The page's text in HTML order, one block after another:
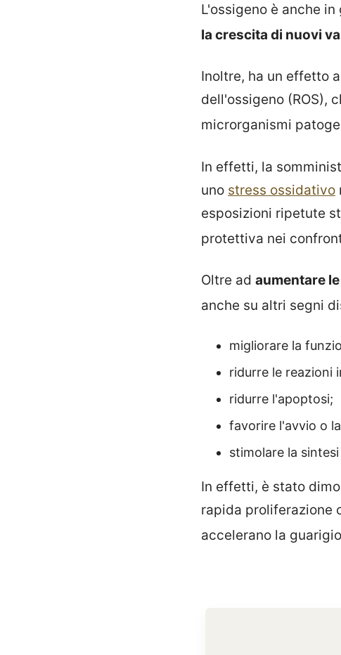
L'ossigeno è anche
la crescita di nuovi
Inoltre, ha un effetto
dell'ossigeno (ROS),
microrganismi
In effetti, la
uno stress ossidativo
esposizioni ripetute
protettiva nei
Oltre ad aumentare
anche su altri segni
migliorare la
ridurre le reazioni
ridurre l'apoptosi;
favorire l'avvio o
stimolare la
In effetti, è stato
rapida proliferazione
accelerano la